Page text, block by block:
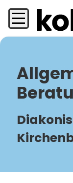
zum
Inhalt